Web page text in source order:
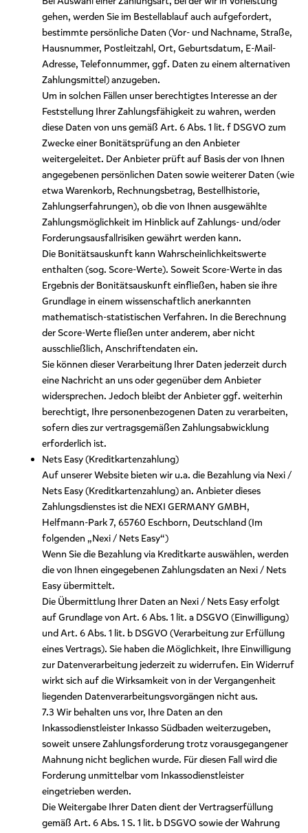
gehen, werden Sie im Bestellablauf auch aufgefordert,
bestimmte persönliche Daten (Vor- und Nachname, Straße,
Hausnummer, Postleitzahl, Ort, Geburtsdatum, E-Mail-
Adresse, Telefonnummer, ggf. Daten zu einem alternativen
Zahlungsmittel) anzugeben.
Um in solchen Fällen unser berechtigtes Interesse an der
Feststellung Ihrer Zahlungsfähigkeit zu wahren, werden
diese Daten von uns gemäß Art. 6 Abs. 1 lit. f DSGVO zum
Zwecke einer Bonitätsprüfung an den Anbieter
weitergeleitet. Der Anbieter prüft auf Basis der von Ihnen
angegebenen persönlichen Daten sowie weiterer Daten (wie
etwa Warenkorb, Rechnungsbetrag, Bestellhistorie,
Zahlungserfahrungen), ob die von Ihnen ausgewählte
Zahlungsmöglichkeit im Hinblick auf Zahlungs- und/oder
Forderungsausfallrisiken gewährt werden kann.
Die Bonitätsauskunft kann Wahrscheinlichkeitswerte
enthalten (sog. Score-Werte). Soweit Score-Werte in das
Ergebnis der Bonitätsauskunft einfließen, haben sie ihre
Grundlage in einem wissenschaftlich anerkannten
mathematisch-statistischen Verfahren. In die Berechnung
der Score-Werte fließen unter anderem, aber nicht
ausschließlich, Anschriftendaten ein.
Sie können dieser Verarbeitung Ihrer Daten jederzeit durch
eine Nachricht an uns oder gegenüber dem Anbieter
widersprechen. Jedoch bleibt der Anbieter ggf. weiterhin
berechtigt, Ihre personenbezogenen Daten zu verarbeiten,
sofern dies zur vertragsgemäßen Zahlungsabwicklung
erforderlich ist.
Nets Easy (Kreditkartenzahlung)
Auf unserer Website bieten wir u.a. die Bezahlung via Nexi /
Nets Easy (Kreditkartenzahlung) an. Anbieter dieses
Zahlungsdienstes ist die NEXI GERMANY GMBH,
Helfmann-Park 7, 65760 Eschborn, Deutschland (Im
folgenden „Nexi / Nets Easy“)
Wenn Sie die Bezahlung via Kreditkarte auswählen, werden
die von Ihnen eingegebenen Zahlungsdaten an Nexi / Nets
Easy übermittelt.
Die Übermittlung Ihrer Daten an Nexi / Nets Easy erfolgt
auf Grundlage von Art. 6 Abs. 1 lit. a DSGVO (Einwilligung)
und Art. 6 Abs. 1 lit. b DSGVO (Verarbeitung zur Erfüllung
eines Vertrags). Sie haben die Möglichkeit, Ihre Einwilligung
zur Datenverarbeitung jederzeit zu widerrufen. Ein Widerruf
wirkt sich auf die Wirksamkeit von in der Vergangenheit
liegenden Datenverarbeitungsvorgängen nicht aus.
7.3 Wir behalten uns vor, Ihre Daten an den
Inkassodienstleister Inkasso Südbaden weiterzugeben,
soweit unsere Zahlungsforderung trotz vorausgegangener
Mahnung nicht beglichen wurde. Für diesen Fall wird die
Forderung unmittelbar vom Inkassodienstleister
eingetrieben werden.
Die Weitergabe Ihrer Daten dient der Vertragserfüllung
gemäß Art. 6 Abs. 1 S. 1 lit. b DSGVO sowie der Wahrung